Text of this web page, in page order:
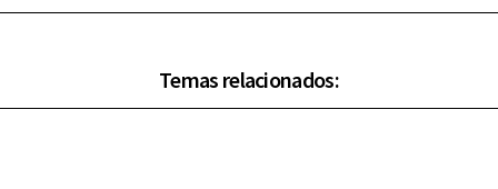
Temas relacionados: